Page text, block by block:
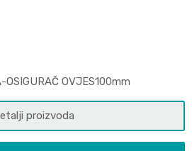
OSIGURAČ OVJES100mm
proizvoda